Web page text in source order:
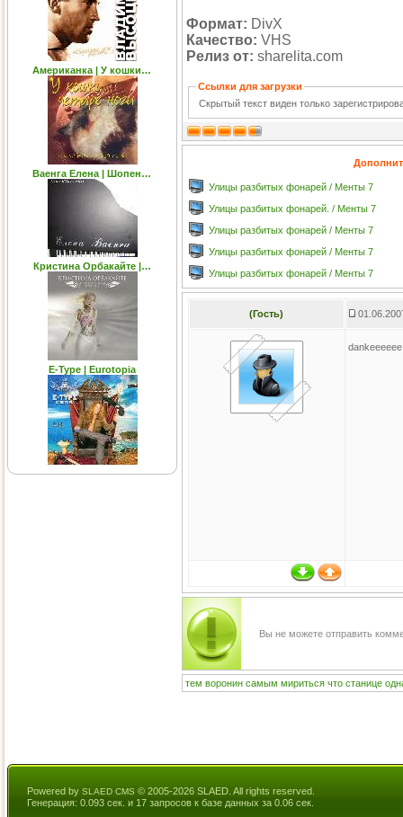
Американка | У кошки…
Ваенга Елена | Шопен…
Кристина Орбакайте |…
E-Type | Eurotopia
Формат: DivX
Качество: VHS
Релиз от: sharelita.com
Ссылки для загрузки
Скрытый текст виден только
Улицы разбитых фонарей / Менты 7
Улицы разбитых фонарей. / Менты 7
Улицы разбитых фонарей / Менты 7
Улицы разбитых фонарей / Менты 7
Улицы разбитых фонарей / Менты 7
(Гость)
Вы не можете отправить
тем воронин самым мириться что станице
Powered by SLAED CMS © 2005-2026 SLAED. All rights reserved.
Генерация: 0.093 сек. и 17 запросов к базе данных за 0.06 сек.